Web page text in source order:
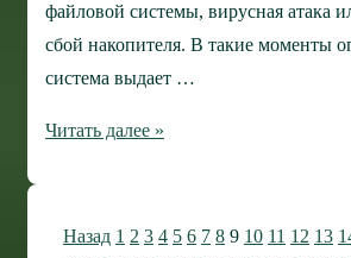
файловой системы, вирусная атака
сбой накопителя. В такие моменты
система выдает …
Как
аварийную
Читать далее »
Пагинация
Назад 1 2 3 4 5 6 7 8 9 10 11 12 13